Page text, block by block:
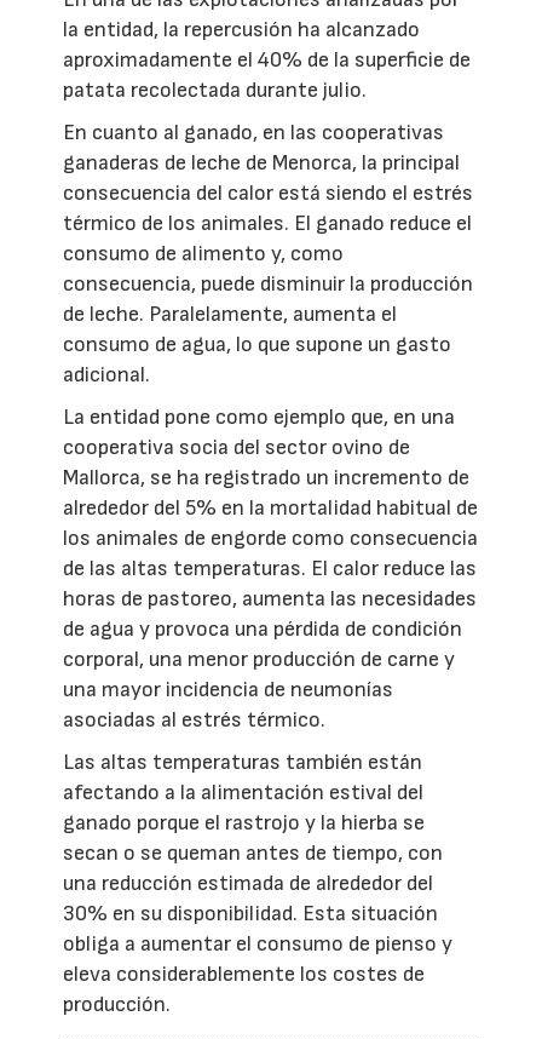
la entidad, la repercusión ha alcanzado
aproximadamente el 40% de la superficie de
patata recolectada durante julio.
En cuanto al ganado, en las cooperativas
ganaderas de leche de Menorca, la principal
consecuencia del calor está siendo el estrés
térmico de los animales. El ganado reduce el
consumo de alimento y, como
consecuencia, puede disminuir la producción
de leche. Paralelamente, aumenta el
consumo de agua, lo que supone un gasto
adicional.
La entidad pone como ejemplo que, en una
cooperativa socia del sector ovino de
Mallorca, se ha registrado un incremento de
alrededor del 5% en la mortalidad habitual de
los animales de engorde como consecuencia
de las altas temperaturas. El calor reduce las
horas de pastoreo, aumenta las necesidades
de agua y provoca una pérdida de condición
corporal, una menor producción de carne y
una mayor incidencia de neumonías
asociadas al estrés térmico.
Las altas temperaturas también están
afectando a la alimentación estival del
ganado porque el rastrojo y la hierba se
secan o se queman antes de tiempo, con
una reducción estimada de alrededor del
30% en su disponibilidad. Esta situación
obliga a aumentar el consumo de pienso y
eleva considerablemente los costes de
producción.